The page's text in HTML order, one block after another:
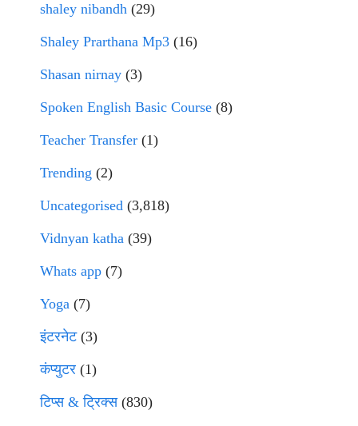
shaley nibandh (29)
Shaley Prarthana Mp3 (16)
Shasan nirnay (3)
Spoken English Basic Course (8)
Teacher Transfer (1)
Trending (2)
Uncategorised (3,818)
Vidnyan katha (39)
Whats app (7)
Yoga (7)
इंटरनेट(3)
कंप्युटर (1)
टिप्स & ट्रिक्स(830)